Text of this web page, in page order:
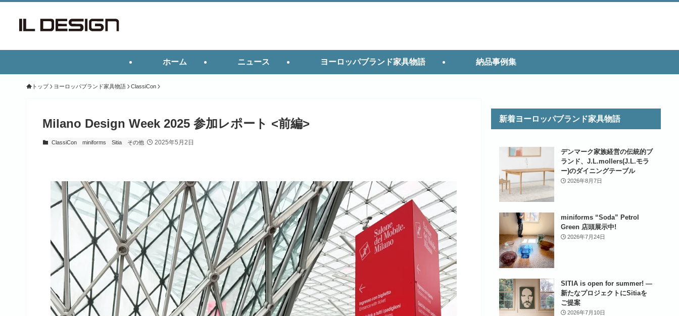
ホーム ニュース ヨーロッパブランド家具物語 納品事例集
トップ ヨーロッパブランド家具物語 ClassiCon
Milano Design Week 2025 参加レポート <前編>
ClassiCon miniforms Sitia その他 2025年5月2日
新着ヨーロッパブランド家具物語
デンマーク家族経営の伝統的ブ
ランド、J.L.mollers(J.L.モラ
ー)のダイニングテーブル
2026年8月7日
miniforms “Soda” Petrol
Green 店頭展示中!
2026年7月24日
SITIA is open for summer! ―
新たなプロジェクトにSitiaを
ご提案
2026年7月10日